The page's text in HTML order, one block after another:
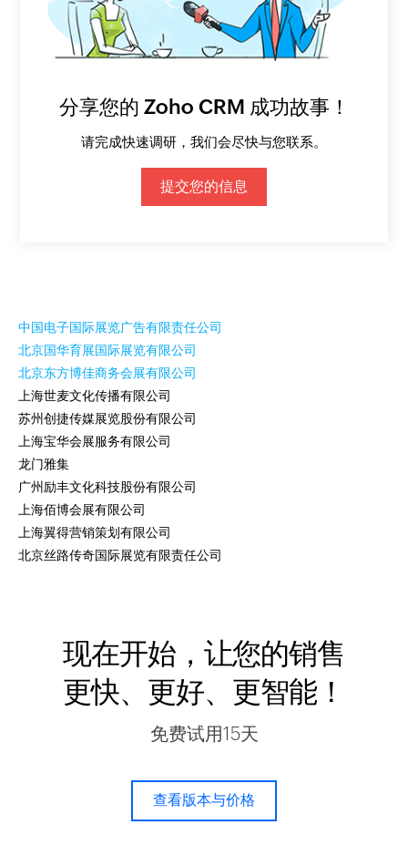
分享您的 Zoho CRM 成功故事！
请完成快速调研，我们会尽快与您联系。
提交您的信息
中国电子国际展览广告有限责任公司
北京国华育展国际展览有限公司
北京东方博佳商务会展有限公司
上海世麦文化传播有限公司
苏州创捷传媒展览股份有限公司
上海宝华会展服务有限公司
龙门雅集
广州励丰文化科技股份有限公司
上海佰博会展有限公司
上海翼得营销策划有限公司
北京丝路传奇国际展览有限责任公司
现在开始，让您的销售
更快、更好、更智能！
免费试用15天
查看版本与价格